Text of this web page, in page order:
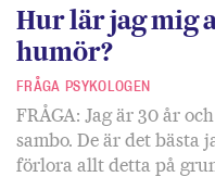
Hur lär jag mig
humör?
FRÅGA PSYKOLOGEN
FRÅGA: Jag är 30 år
sambo. De är det bästa
förlora allt detta på